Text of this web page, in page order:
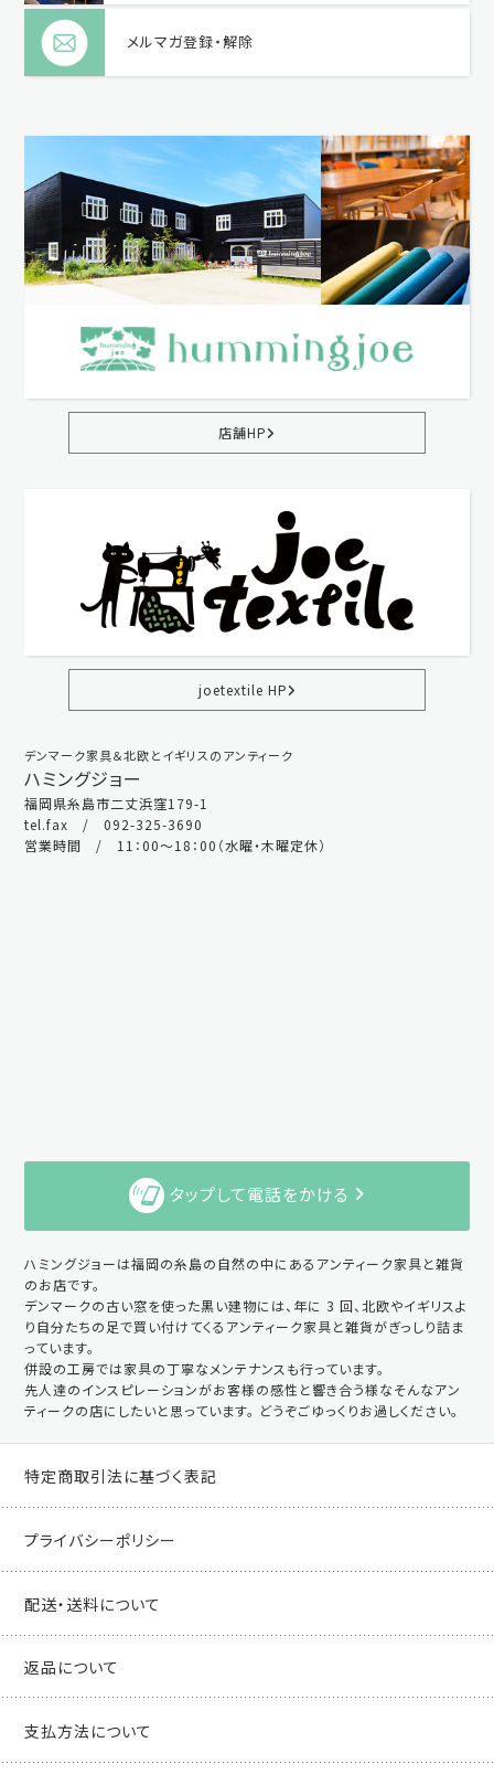
メルマガ登録・解除
店舗HP
joetextile HP
デンマーク家具＆北欧とイギリスのアンティーク
ハミングジョー
福岡県糸島市二丈浜窪179-1
tel.fax / 092-325-3690
営業時間 / 11：00～18：00（水曜・木曜定休）
タップして電話をかける
ハミングジョーは福岡の糸島の自然の中にあるアンティーク家具と雑貨
のお店です。
デンマークの古い窓を使った黒い建物には、年に 3 回、北欧やイギリスよ
り自分たちの足で買い付けてくるアンティーク家具と雑貨がぎっしり詰ま
っています。
併設の工房では家具の丁寧なメンテナンスも行っています。
先人達のインスピレーションがお客様の感性と響き合う様なそんなアン
ティークの店にしたいと思っています。 どうぞごゆっくりお過しください。
特定商取引法に基づく表記
プライバシーポリシー
配送・送料について
返品について
支払方法について